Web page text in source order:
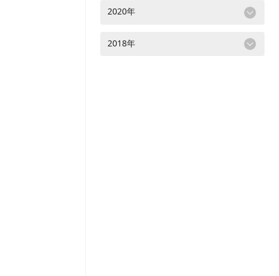
2020年
2018年